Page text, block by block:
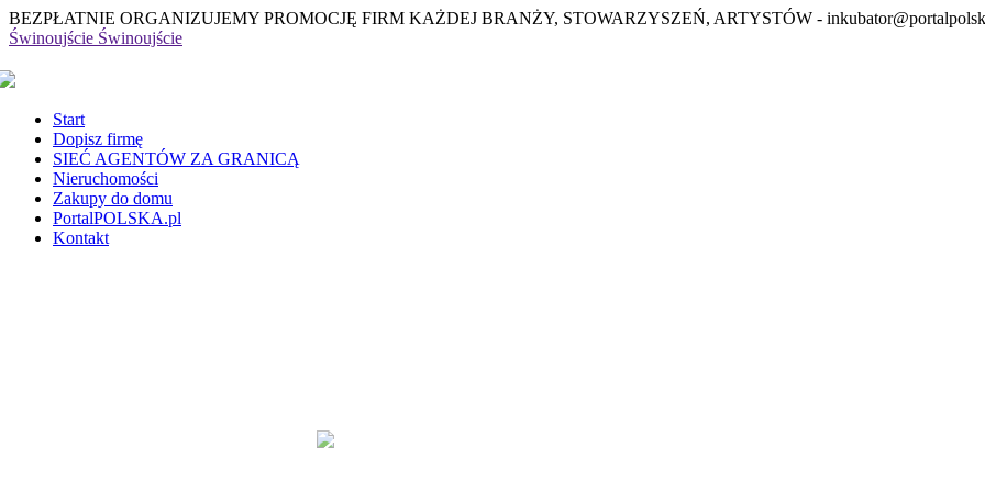
BEZPŁATNIE ORGANIZUJEMY PROMOCJĘ FIRM KAŻDEJ BRANŻY, STOWARZYSZEŃ, ARTYSTÓW -
Świnoujście Świnoujście
Start
Dopisz firmę
SIEĆ AGENTÓW ZA GRANICĄ
Nieruchomości
Zakupy do domu
PortalPOLSKA.pl
Kontakt